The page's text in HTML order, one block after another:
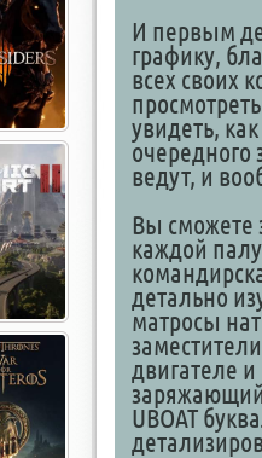
И первым
графику,
всех своих
увидеть,
очередного
ведут, и
Вы сможете
каждой
детально
матросы
двигателе
заряжающий
UBOAT